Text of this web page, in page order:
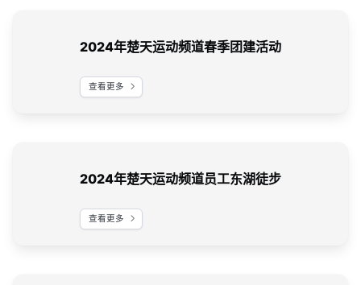
2024年楚天运动频道春季团建活动
查看更多
2024年楚天运动频道员工东湖徒步
查看更多